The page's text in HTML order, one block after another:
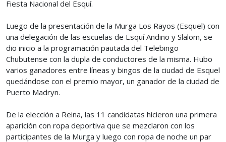
Fiesta Nacional del Esquí.
Luego de la presentación de la Murga Los Rayos (Esquel) con
una delegación de las escuelas de Esquí Andino y Slalom, se
dio inicio a la programación pautada del Telebingo
Chubutense con la dupla de conductores de la misma. Hubo
varios ganadores entre líneas y bingos de la ciudad de Esquel
quedándose con el premio mayor, un ganador de la ciudad de
Puerto Madryn.
De la elección a Reina, las 11 candidatas hicieron una primera
aparición con ropa deportiva que se mezclaron con los
participantes de la Murga y luego con ropa de noche un par